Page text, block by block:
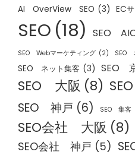
AI OverView SEO (3) EC
SEO (18) SEO
SEO Webマーケティング (2) SEO
SEO ネット集客 (3) SEO
SEO 大阪 (8)
SEO 神戸 (6) SEO 集客
SEO会社 大阪 (8)
SEO会社 神戸 (5)